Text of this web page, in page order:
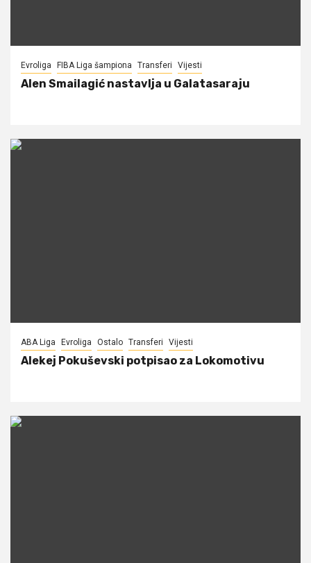
Evroliga FIBA Liga šampiona Transferi Vijesti
Alen Smailagić nastavlja u Galatasaraju
ABA Liga Evroliga Ostalo Transferi Vijesti
Alekej Pokuševski potpisao za Lokomotivu